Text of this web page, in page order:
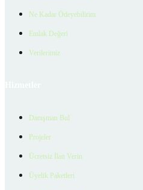
Ne Kadar Ödeyebilirim
Emlak Değeri
Verilerimiz
Danışman Bul
Projeler
Ücretsiz İlan Verin
Üyelik Paketleri